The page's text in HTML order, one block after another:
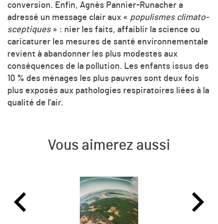
conversion. Enfin, Agnès Pannier-Runacher a
adressé un message clair aux « populismes climato-
sceptiques» : nier les faits, affaiblir la science ou
caricaturer les mesures de santé environnementale
revient à abandonner les plus modestes aux
conséquences de la pollution. Les enfants issus des
10 % des ménages les plus pauvres sont deux fois
plus exposés aux pathologies respiratoires liées à la
qualité de l’air.
Vous aimerez aussi